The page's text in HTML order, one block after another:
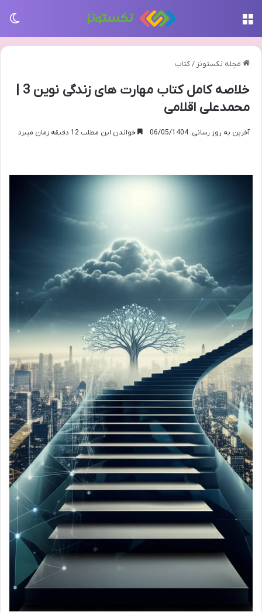
مجله نکستونز /کتاب
محمدعلی اقلامی
آخرین به روز رسانی: 06/05/1404 خواندن این مطلب 12 دقیقه زمان میبرد